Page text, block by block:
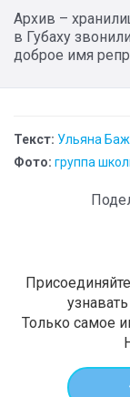
​Архив –
в Губаху
доброе имя
Текст: Ульяна
Фото: группа
Только самое